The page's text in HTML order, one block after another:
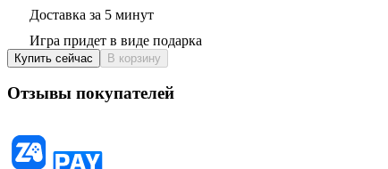
Доставка за 5 минут
Игра придет в виде подарка
Купить сейчас В корзину
Отзывы покупателей